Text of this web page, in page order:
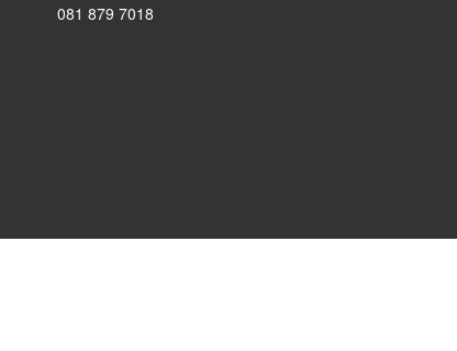
081 879 7018